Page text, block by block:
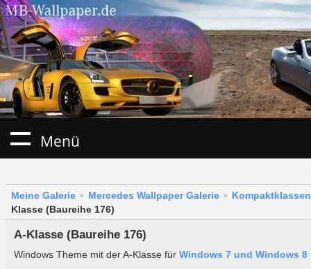
Menü
Meine Galerie Mercedes Wallpaper Galerie
Klasse (Baureihe 176)
A-Klasse (Baureihe 176)
Windows Theme mit der A-Klasse für Windows 7 und Windows 8